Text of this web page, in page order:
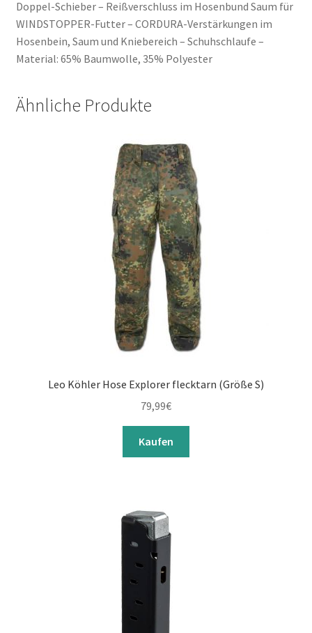
Doppel-Schieber – Reißverschluss im Hosenbund Saum für
WINDSTOPPER-Futter – CORDURA-Verstärkungen im
Hosenbein, Saum und Kniebereich – Schuhschlaufe –
Material: 65% Baumwolle, 35% Polyester
Ähnliche Produkte
Leo Köhler Hose Explorer flecktarn (Größe S)
79,99€
Kaufen